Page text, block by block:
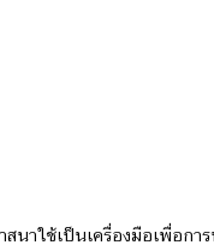
ใช้เป็นเครื่องมือเพื่อกา